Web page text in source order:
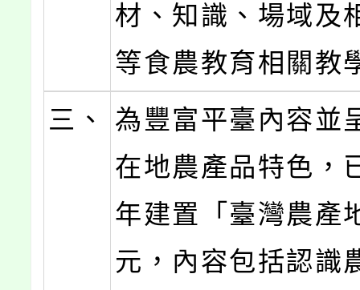
材、知識、場域及
等食農教育相關教
三、
為豐富平臺內容並
在地農產品特色，
年建置「臺灣農產
元，內容包括認識